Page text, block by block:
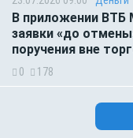
В приложении ВТБ
заявки «до
поручения вне
0 178